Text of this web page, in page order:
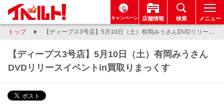
キャンペーン 店舗情報 検索 メニュー
トップ 【ディープス3号店】5月10日（土）有岡みうさんDVDリリースイベントin買取りまっくす
【ディープス3号店】5月10日（土）有岡みうさん
DVDリリースイベントin買取りまっくす